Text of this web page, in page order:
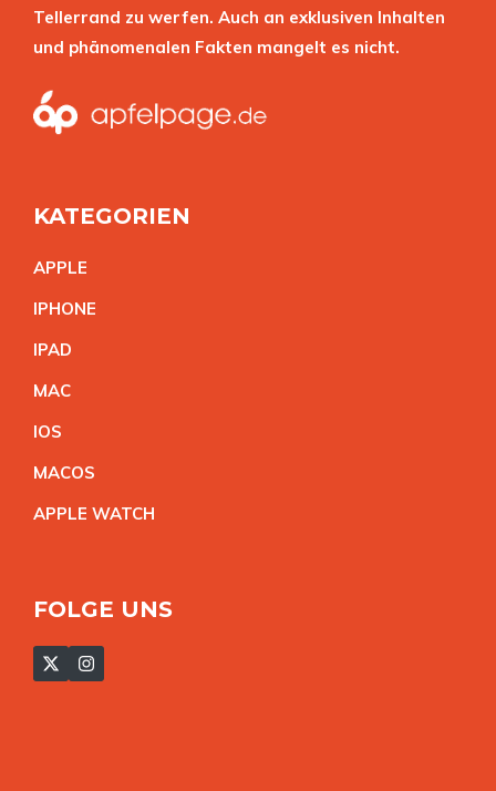
Tellerrand zu werfen. Auch an exklusiven Inhalten
und phänomenalen Fakten mangelt es nicht.
KATEGORIEN
APPLE
IPHONE
IPAD
MAC
IOS
MACOS
APPLE WATCH
FOLGE UNS